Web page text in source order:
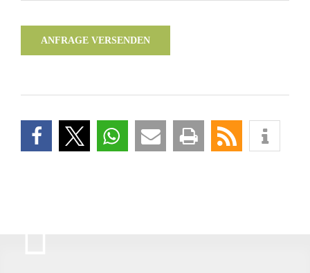
ANFRAGE VERSENDEN